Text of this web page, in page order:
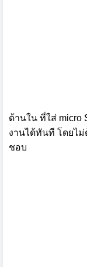
ด้านใน ที่ใส่ micro
งานได้ทันที โดยไ
ชอบ